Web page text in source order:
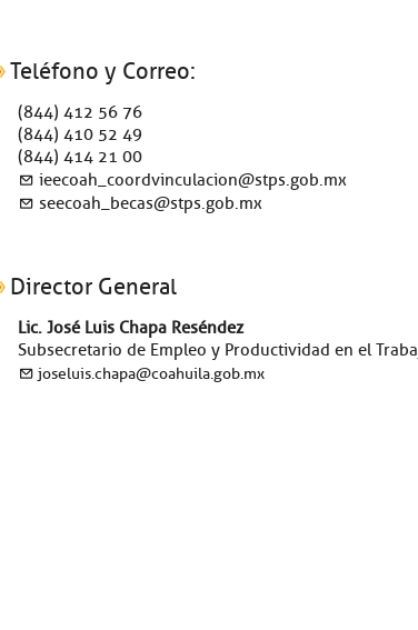
Teléfono y Correo:
(844) 412 56 76
(844) 410 52 49
(844) 414 21 00
ieecoah_coordvinculacion@stps.gob.mx
seecoah_becas@stps.gob.mx
Director General
Lic. José Luis Chapa Reséndez
Subsecretario de Empleo y Productividad en el
joseluis.chapa@coahuila.gob.mx